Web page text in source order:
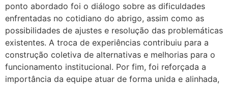
ponto abordado foi o diálogo sobre as dificuldades
enfrentadas no cotidiano do abrigo, assim como as
possibilidades de ajustes e resolução das problemáticas
existentes. A troca de experiências contribuiu para a
construção coletiva de alternativas e melhorias para o
funcionamento institucional. Por fim, foi reforçada a
importância da equipe atuar de forma unida e alinhada,